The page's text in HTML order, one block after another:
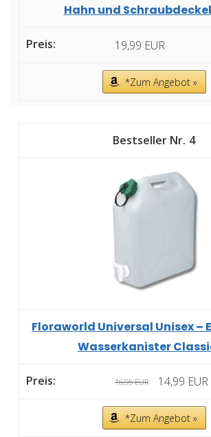
Hahn und Schraubdeckel
19,99 EUR
*Zum Angebot »
4
Floraworld Universal Unisex –
Wasserkanister
16,95 EUR 14,99 EUR
*Zum Angebot »